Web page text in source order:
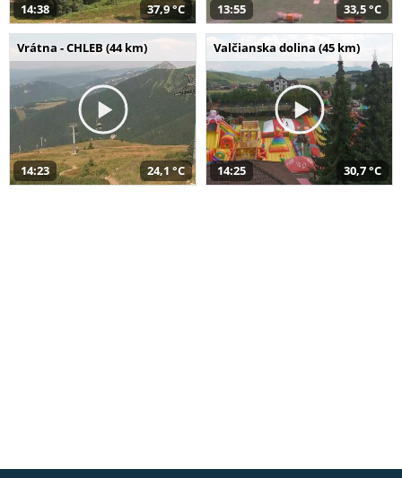
14:38 37,9 °C 13:55 33,5 °C
Vrátna - CHLEB (44 km)
14:23 24,1 °C
Valčianska dolina (45 km)
14:25 30,7 °C